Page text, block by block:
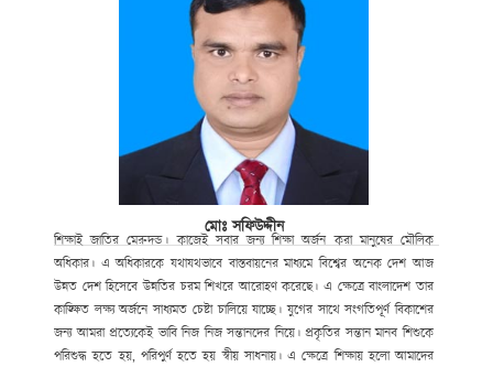
সর্বাঙ্গীন উন্নতি ও ভবিষ্যৎ পরিকল্পনা রুপায়নে গঠনমূলক সমালোচনাসহ আপনাদের
মূল্যবান পরামর্শ ও সহযোগিতা আমাদের কাম্য।
গোকুলখালী মাধ্যমিক বিদ্যালয়
আলমডাঙ্গা, চুয়াডাঙ্গা।
মোঃ সফিউদ্দীন
শিক্ষাই জাতির মেরুদন্ড। কাজেই সবার জন্য শিক্ষা অর্জন করা মানুষের মৌলিক
অধিকার। এ অধিকারকে যথাযথভাবে বাস্তবায়নের মাধ্যমে বিশ্বের অনেক দেশ আজ
উন্নত দেশ হিসেবে উন্নতির চরম শিখরে আরোহণ করেছে। এ ক্ষেত্রে বাংলাদেশ তার
কাঙ্ক্ষিত লক্ষ্য অর্জনে সাধ্যমত চেষ্টা চালিয়ে যাচ্ছে। যুগের সাথে সংগতিপূর্ণ বিকাশের
জন্য আমরা প্রত্যেকেই ভাবি নিজ নিজ সন্তানদের নিয়ে। প্রকৃতির সন্তান মানব শিশুকে
পরিশুদ্ধ হতে হয়, পরিপুর্ণ হতে হয় স্বীয় সাধনায়। এ ক্ষেত্রে শিক্ষায় হলো আমাদের